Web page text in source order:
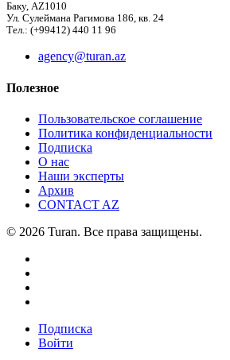
Баку, AZ1010
Ул. Сулеймана Рагимова 186, кв. 24
Тел.: (+99412) 440 11 96
agency@turan.az
Полезное
Пользовательское соглашение
Политика конфиденциальности
Подписка
О нас
Наши эксперты
Архив
CONTACT AZ
© 2026 Turan. Все права защищены.
Подписка
Войти